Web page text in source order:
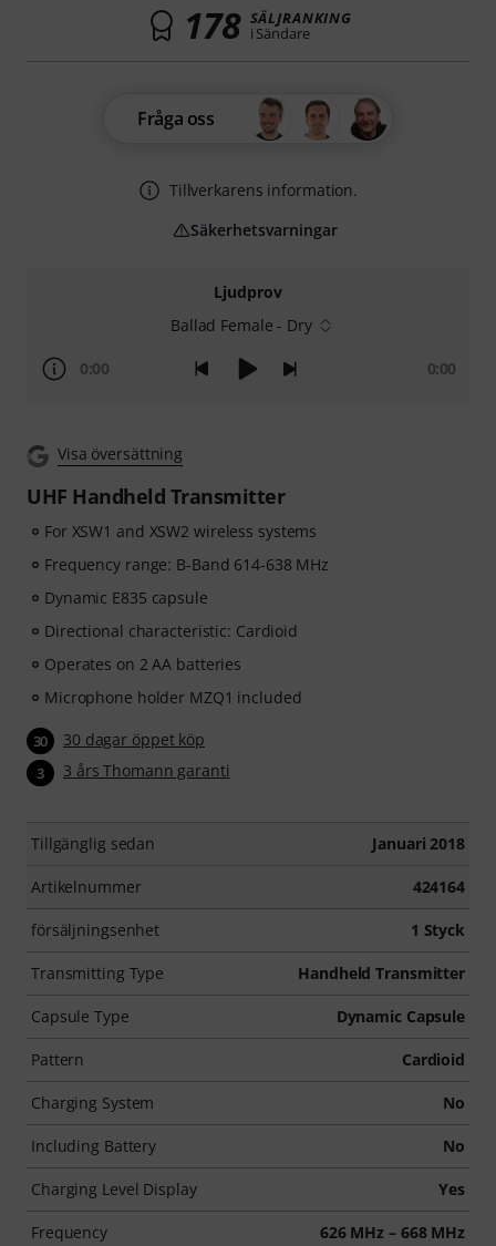
Ljudprov
Ballad Female - Dry
0:00 0:00
Visa översättning
UHF Handheld Transmitter
For XSW1 and XSW2 wireless systems
Frequency range: B-Band 614-638 MHz
Dynamic E835 capsule
Directional characteristic: Cardioid
Operates on 2 AA batteries
Microphone holder MZQ1 included
30 30 dagar öppet köp
3 3 års Thomann garanti
Tillgänglig sedan Januari 2018
Artikelnummer 424164
försäljningsenhet 1 Styck
Transmitting Type Handheld Transmitter
Capsule Type Dynamic Capsule
Pattern Cardioid
Charging System No
Including Battery No
Charging Level Display Yes
Frequency 626 MHz – 668 MHz
178 SÄLJRANKING
i Sändare
Fråga oss
Tillverkarens information.
Säkerhetsvarningar